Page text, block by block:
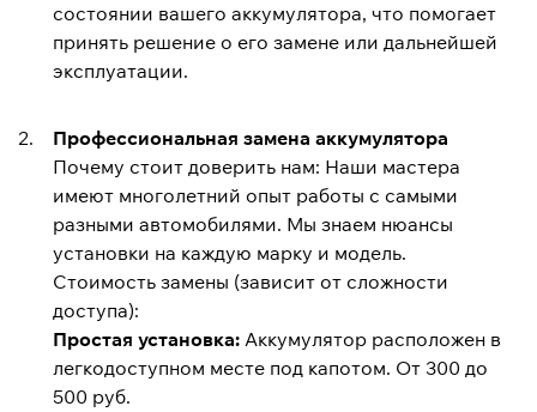
состоянии вашего аккумулятора, что помогает
принять решение о его замене или дальнейшей
эксплуатации.
Профессиональная замена аккумулятора
Почему стоит доверить нам: Наши мастера
имеют многолетний опыт работы с самыми
разными автомобилями. Мы знаем нюансы
установки на каждую марку и модель.
Стоимость замены (зависит от сложности
доступа):
Простая установка: Аккумулятор расположен в
легкодоступном месте под капотом. От 300 до
500 руб.